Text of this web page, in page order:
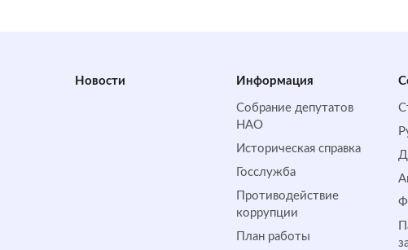
Новости Информация
Собрание депутатов
НАО
Историческая справка
Госслужба
Противодействие
коррупции
План работы